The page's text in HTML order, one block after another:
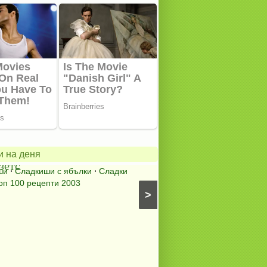
на деня
>
⋅Сладкиши с ябълки ⋅ Сладки
100 рецепти 2003